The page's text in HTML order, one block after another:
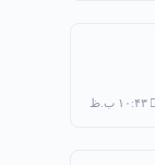
۱۰:۴۳ ب.ظ